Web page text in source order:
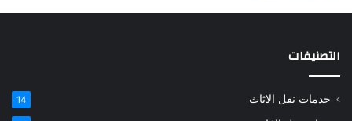
التصنيفات
خدمات نقل الاثاث 14